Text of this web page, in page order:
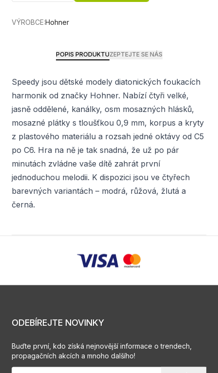
VÝROBCE:Hohner
POPIS PRODUKTUZEPTEJTE SE NÁS
Speedy jsou dětské modely diatonických foukacích
harmonik od značky Hohner. Nabízí čtyři velké,
jasně oddělené, kanálky, osm mosazných hlásků,
mosazné plátky s tloušťkou 0,9 mm, korpus a kryty
z plastového materiálu a rozsah jedné oktávy od C5
po C6. Hra na ně je tak snadná, že už po pár
minutách zvládne vaše dítě zahrát první
jednoduchou melodii. K dispozici jsou ve čtyřech
barevných variantách – modrá, růžová, žlutá a
černá.
ODEBÍREJTE NOVINKY
Buďte první, kdo získá nejnovější informace o trendech,
propagačních akcích a mnoho dalšího!